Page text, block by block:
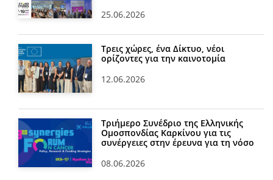
25.06.2026
Τρεις χώρες, ένα Δίκτυο, νέοι
ορίζοντες για την καινοτομία
12.06.2026
Τριήμερο Συνέδριο της Ελληνικής
Ομοσπονδίας Καρκίνου για τις
συνέργειες στην έρευνα για τη νόσο
08.06.2026